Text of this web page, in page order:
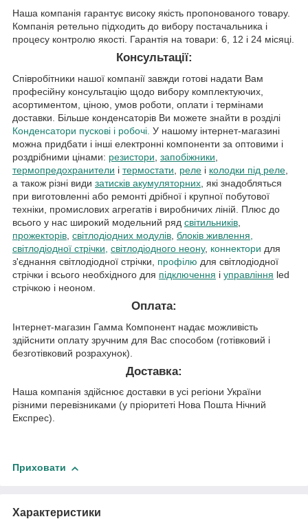
Наша компанія гарантує високу якість пропонованого товару.
Компанія ретельно підходить до вибору постачальника і
процесу контролю якості. Гарантія на товари: 6, 12 і 24 місяці.
Консультації:
Співробітники нашої компанії завжди готові надати Вам
професійну консультацію щодо вибору комплектуючих,
асортиментом, ціною, умов роботи, оплати і термінами
доставки. Більше конденсаторів Ви можете знайти в розділі
Конденсатори пускові і робочі. У нашому інтернет-магазині
можна придбати і інші електронні компоненти за оптовими і
роздрібними цінами: резистори запобіжники
термопредохранители і термостати реле і колодки під реле
а також різні види затисків акумуляторних , які знадобляться
при виготовленні або ремонті дрібної і крупної побутової
техніки, промислових агрегатів і виробничих ліній. Плюс до
всього у нас широкий модельний ряд світильників
прожекторів світлодіодних модулів блоків живлення,
світлодіодної стрічки, світлодіодного неону, коннектори для
з'єднання світлодіодної стрічки, профілю для світлодіодної
стрічки і всього необхідного для підключення і управління led
стрічкою і неоном.
Оплата:
Інтернет-магазин Гамма Компонент надає можливість
здійснити оплату зручним для Вас способом (готівковий і
безготівковий розрахунок).
Доставка:
Наша компанія здійснює доставки в усі регіони України
різними перевізниками (у пріоритеті Нова Пошта Нічний
Експрес).
Приховати
Характеристики